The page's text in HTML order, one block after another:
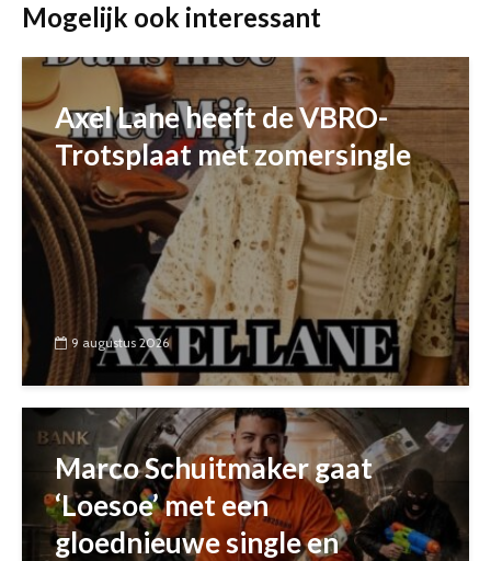
Mogelijk ook interessant
Axel Lane heeft de VBRO-
Trotsplaat met zomersingle
9 augustus 2026
Marco Schuitmaker gaat
‘Loesoe’ met een
gloednieuwe single en